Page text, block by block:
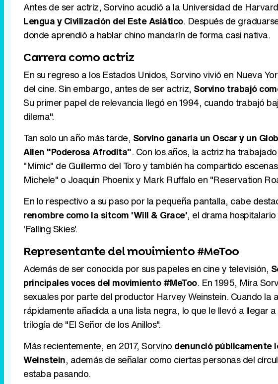
Antes de ser actriz, Sorvino acudió a la Universidad de
Lengua y Civilización del Este Asiático. Después de
donde aprendió a hablar chino mandarín de forma casi nativa.
Carrera como actriz
En su regreso a los Estados Unidos, Sorvino vivió en Nueva
del cine. Sin embargo, antes de ser actriz, Sorvino trabajó
Su primer papel de relevancia llegó en 1994, cuando trabajó
dilema".
Tan solo un año más tarde, Sorvino ganaría un Oscar y un
Allen "Poderosa Afrodita". Con los años, la actriz ha
"Mimic" de Guillermo del Toro y también ha compartido
Michele" o Joaquin Phoenix y Mark Ruffalo en "Reservation
En lo respectivo a su paso por la pequeña pantalla, cabe
renombre como la sitcom 'Will & Grace', el drama
'Falling Skies'.
Representante del movimiento #MeToo
Además de ser conocida por sus papeles en cine y televisión,
principales voces del movimiento #MeToo. En 1995, Mira
sexuales por parte del productor Harvey Weinstein. Cuando
rápidamente añadida a una lista negra, lo que le llevó a llegar
trilogía de "El Señor de los Anillos".
Más recientemente, en 2017, Sorvino denunció públicamente
Weinstein, además de señalar como ciertas personas del
estaba pasando.